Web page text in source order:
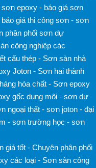
sơn epoxy - báo giá sơn
báo giá thi công sơn - sơn
phân phối sơn dự
công nghiệp các
cấu thép - Sơn sàn nhà
Joton - Sơn hai thành
hóa chất - Sơn epoxy
gốc dung môi - sơn dự
ngoại thất - sơn joton - đại
- sơn trường học - sơn
giá tốt - Chuyên phân phối
các loại - Sơn sàn công